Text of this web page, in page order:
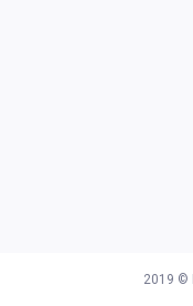
2019 ©